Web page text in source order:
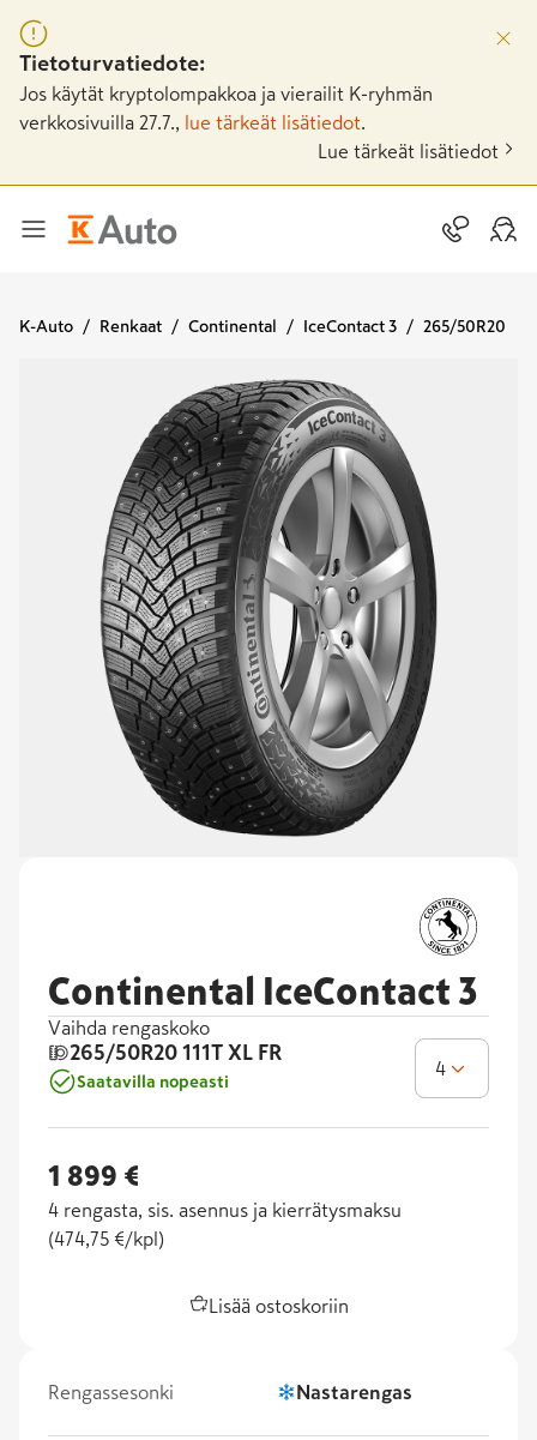
Tietoturvatiedote:
Jos käytät kryptolompakkoa ja vierailit K-ryhmän
verkkosivuilla 27.7.,
lue tärkeät lisätiedot
Lue tärkeät lisätiedot
K-Auto Renkaat Continental IceContact 3 265/50R20
Continental IceContact 3
Vaihda rengaskoko
265/50R20 111T XL FR
Saatavilla nopeasti
4
1 899 €
4 rengasta, sis. asennus ja kierrätysmaksu
(474,75 €/kpl )
Lisää ostoskoriin
Rengassesonki Nastarengas